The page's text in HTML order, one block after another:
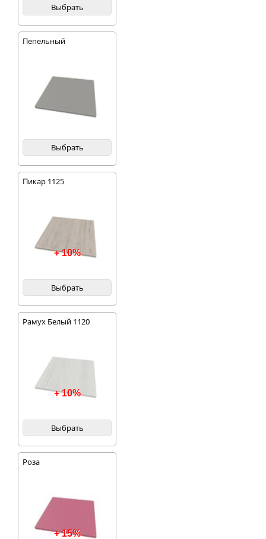
Выбрать
Пепельный
Выбрать
Пикар 1125
+ 10%
Выбрать
Рамух Белый 1120
+ 10%
Выбрать
Роза
+ 15%